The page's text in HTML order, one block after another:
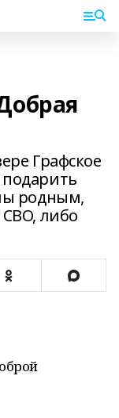
Графское
родным,
либо